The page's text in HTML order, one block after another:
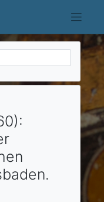
:
.